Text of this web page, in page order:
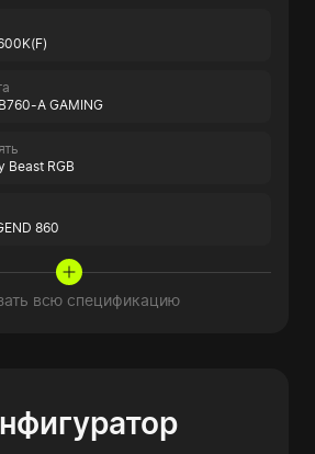
A GAMING
Beast RGB
860
всю спецификацию